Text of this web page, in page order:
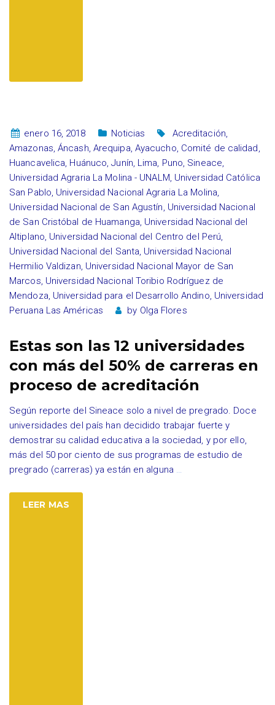
enero 16, 2018 Noticias Acreditación,
Amazonas,Áncash, Arequipa, Ayacucho, Comité de calidad,
Huancavelica, Huánuco,Junín, Lima, Puno, Sineace,
Universidad Agraria La Molina - UNALM, Universidad Católica
San Pablo, Universidad Nacional Agraria La Molina,
Universidad Nacional de San Agustín, Universidad Nacional
de San Cristóbal de Huamanga, Universidad Nacional del
Altiplano, Universidad Nacional del Centro del Perú,
Universidad Nacional del Santa, Universidad Nacional
Hermilio Valdizan, Universidad Nacional Mayor de San
Marcos, Universidad Nacional Toribio Rodríguez de
Mendoza, Universidad para el Desarrollo Andino, Universidad
Peruana Las Américas
by Olga Flores
Estas son las 12 universidades
con más del 50% de carreras en
proceso de acreditación
Según reporte del Sineace solo a nivel de pregrado. Doce
universidades del país han decidido trabajar fuerte y
demostrar su calidad educativa a la sociedad, y por ello,
más del 50 por ciento de sus programas de estudio de
pregrado (carreras) ya están en alguna …
LEER MAS